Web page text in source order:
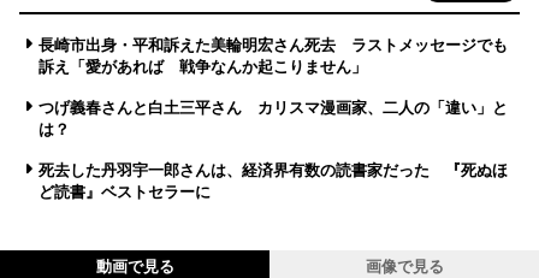
長崎市出身・平和訴えた美輪明宏さん死去 ラストメッセージでも
訴え「愛があれば 戦争なんか起こりません」
つげ義春さんと白土三平さん カリスマ漫画家、二人の「違い」と
は？
死去した丹羽宇一郎さんは、経済界有数の読書家だった 『死ぬほ
ど読書』ベストセラーに
動画で見る 画像で見る